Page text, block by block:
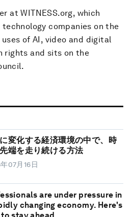
at WITNESS.org, which
companies on the
of AI, video and digital
rights and sits on the
変化する経済環境の中で、時
端を走り続ける方法
07月16日
are under pressure in
changing economy. Here's